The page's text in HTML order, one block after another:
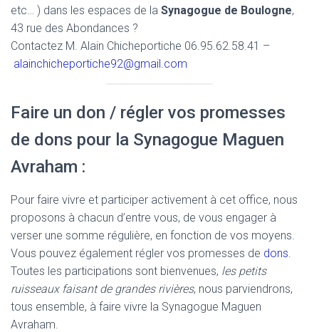
etc… ) dans les espaces de la Synagogue de Boulogne,
43 rue des Abondances ?
Contactez M. Alain Chicheportiche 06.95.62.58.41 –
alainchicheportiche92@gmail.com
Faire un don / régler vos promesses
de dons pour la Synagogue Maguen
Avraham :
Pour faire vivre et participer activement à cet office, nous
proposons à chacun d’entre vous, de vous engager à
verser une somme régulière, en fonction de vos moyens.
Vous pouvez également régler vos promesses de dons.
Toutes les participations sont bienvenues, les petits
ruisseaux faisant de grandes rivières, nous parviendrons,
tous ensemble, à faire vivre la Synagogue Maguen
Avraham.